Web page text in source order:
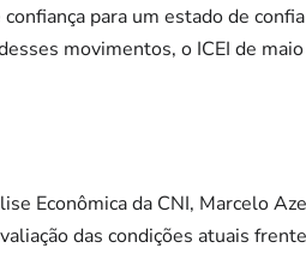
para um estado de
movimentos, o ICEI de
Econômica da CNI, Marcelo
das condições atuais